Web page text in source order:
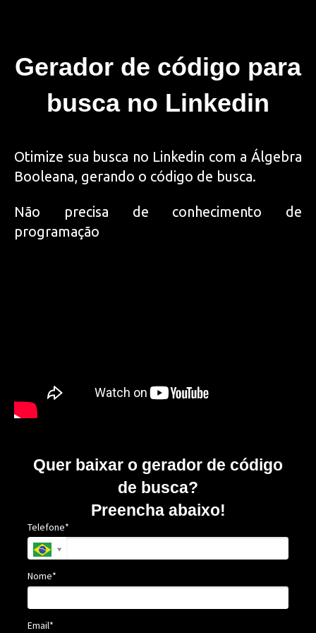
Gerador de código para
busca no Linkedin
Otimize sua busca no Linkedin com a Álgebra
Booleana, gerando o código de busca.
Não precisa de conhecimento de
programação
Quer baixar o gerador de código
de busca?
Preencha abaixo!
Telefone*
Nome*
Email*